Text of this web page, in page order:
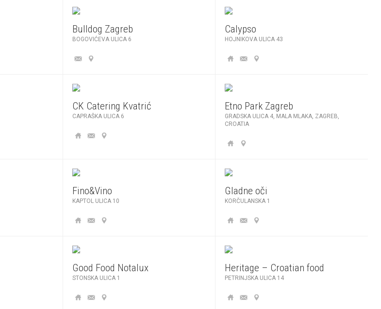
Bulldog Zagreb
BOGOVIĆEVA ULICA 6
Calypso
HOJNIKOVA ULICA 43
CK Catering Kvatrić
CAPRAŠKA ULICA 6
Etno Park Zagreb
GRADSKA ULICA 4, MALA MLAKA, ZAGREB,
CROATIA
Fino&Vino
KAPTOL ULICA 10
Gladne oči
KORČULANSKA 1
Good Food Notalux
STONSKA ULICA 1
Heritage – Croatian food
PETRINJSKA ULICA 14